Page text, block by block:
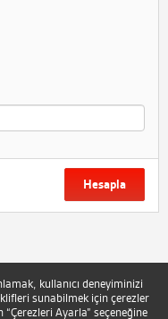
Hesapla